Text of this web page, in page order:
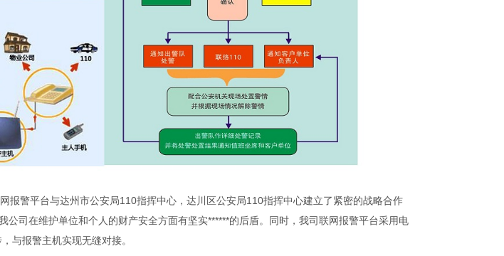
报警平台与达州市公安局110指挥中心，达川区公安局110指挥中心建立了紧密的战略合作
公司在维护单位和个人的财产安全方面有坚实******的后盾。同时，我司联网报警平台采用电
与报警主机实现无缝对接。